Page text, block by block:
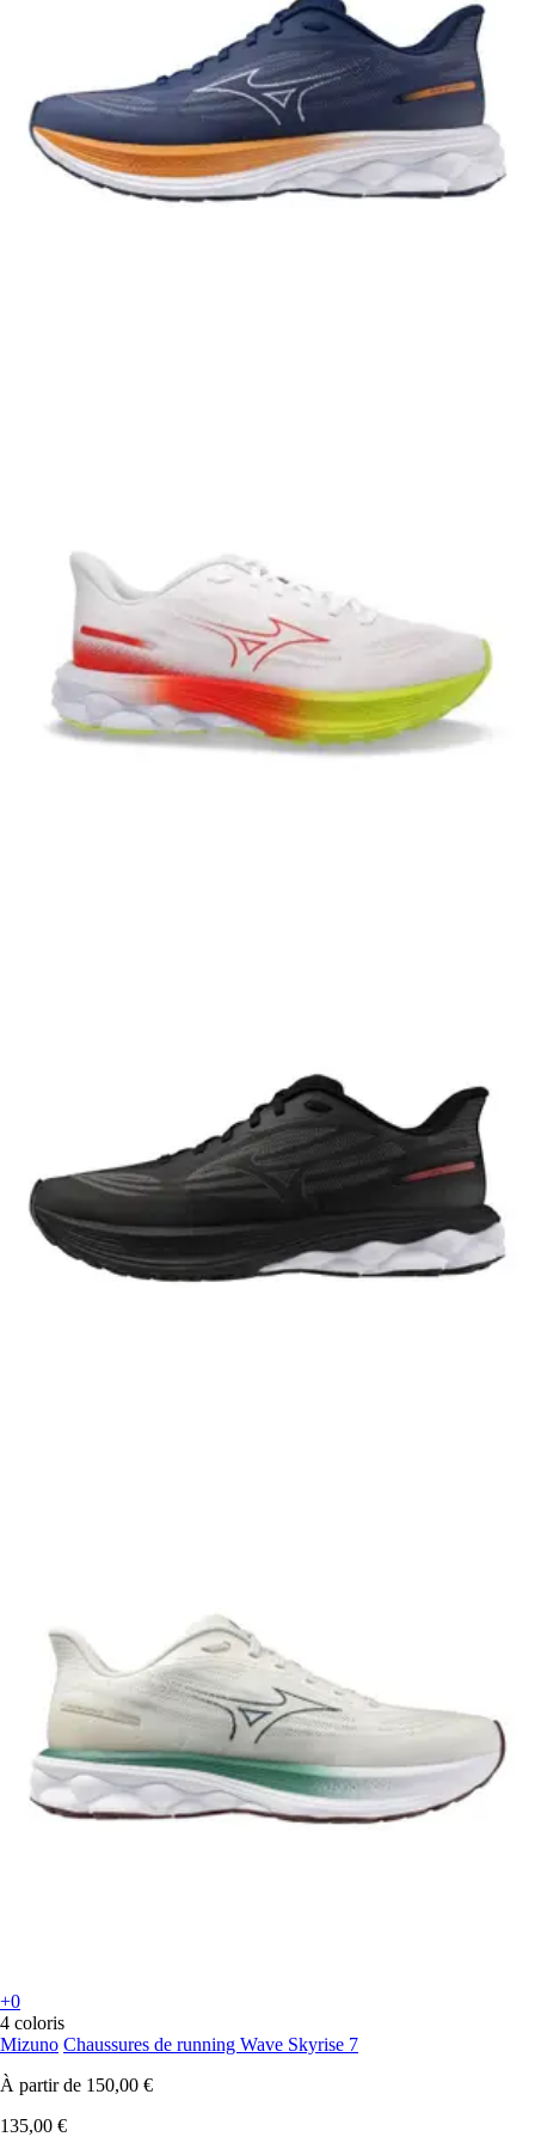
+0
4 coloris
Mizuno Chaussures de running Wave Skyrise 7
À partir de 150,00 €
135,00 €